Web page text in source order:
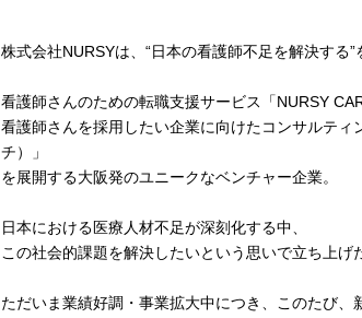
株式会社NURSYは、“日本の看護師不足を解決する”
看護師さんのための転職支援サービス「NURSY
看護師さんを採用したい企業に向けたコンサルテ
チ）」
を展開する大阪発のユニークなベンチャー企業。
日本における医療人材不足が深刻化する中、
この社会的課題を解決したいという思いで立ち上げ
ただいま業績好調・事業拡大中につき、このたび